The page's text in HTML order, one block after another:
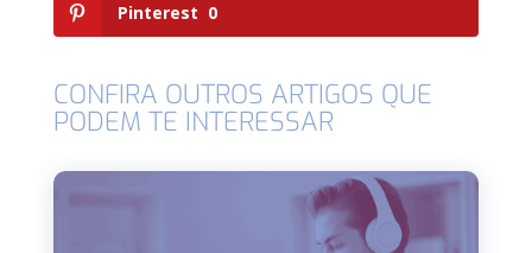
Pinterest 0
CONFIRA OUTROS ARTIGOS QUE
PODEM TE INTERESSAR